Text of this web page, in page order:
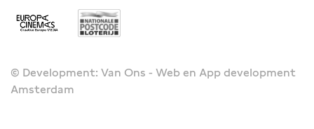
© Development: Van Ons - Web en App development
Amsterdam